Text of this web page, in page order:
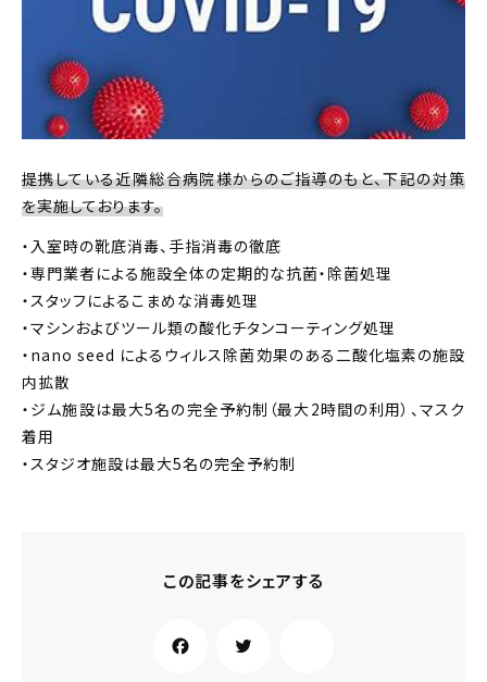
提携している近隣総合病院様からのご指導のもと、下記の対策
を実施しております。
・入室時の靴底消毒、手指消毒の徹底
・専門業者による施設全体の定期的な抗菌・除菌処理
・スタッフによるこまめな消毒処理
・マシンおよびツール類の酸化チタンコーティング処理
・nano seed によるウィルス除菌効果のある二酸化塩素の施設
内拡散
・ジム施設は最大5名の完全予約制（最大2時間の利用）、マスク
着用
・スタジオ施設は最大5名の完全予約制
Fa
Tw